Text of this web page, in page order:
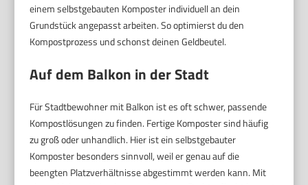
einem selbstgebauten Komposter individuell an dein
Grundstück angepasst arbeiten. So optimierst du den
Kompostprozess und schonst deinen Geldbeutel.
Auf dem Balkon in der Stadt
Für Stadtbewohner mit Balkon ist es oft schwer, passende
Kompostlösungen zu finden. Fertige Komposter sind häufig
zu groß oder unhandlich. Hier ist ein selbstgebauter
Komposter besonders sinnvoll, weil er genau auf die
beengten Platzverhältnisse abgestimmt werden kann. Mit